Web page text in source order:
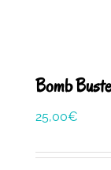
Bomb
25,00€